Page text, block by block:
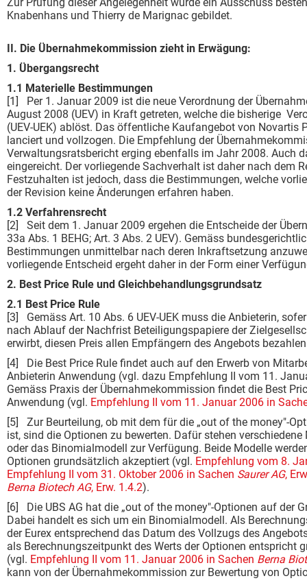
Knabenhans und Thierry de Marignac gebildet.
II. Die Übernahmekommission zieht in Erwägung:
1. Übergangsrecht
1.1 Materielle
[1] Per 1. Januar 2009 ist die neue Verordnung der
August 2008 (UEV) in Kraft getreten, welche die bisherige
(UEV-UEK) ablöst. Das öffentliche Kaufangebot von
lanciert und vollzogen. Die Empfehlung der
Verwaltungsratsbericht erging ebenfalls im Jahr 2008. Auch
eingereicht. Der vorliegende Sachverhalt ist daher nach dem
Festzuhalten ist jedoch, dass die Bestimmungen, welche
der Revision keine Änderungen erfahren haben.
1.2
[2] Seit dem 1. Januar 2009 ergehen die Entscheide der
33a Abs. 1 BEHG; Art. 3 Abs. 2 UEV). Gemäss
Bestimmungen unmittelbar nach deren Inkraftsetzung
vorliegende Entscheid ergeht daher in der Form einer
2. Best Price Rule und Gleichbehandlungsgrundsatz
2.1 Best
[3] Gemäss Art. 10 Abs. 6 UEV-UEK muss die Anbieterin,
nach Ablauf der Nachfrist Beteiligungspapiere der
erwirbt, diesen Preis allen Empfängern des Angebots
[4] Die Best Price Rule findet auch auf den Erwerb von
Anbieterin Anwendung (vgl. dazu Empfehlung II vom 11.
Gemäss Praxis der Übernahmekommission findet die Best
Anwendung (vgl. Empfehlung II vom 11. Januar 2006 in
[5] Zur Beurteilung, ob mit dem für die „out of the money"-
ist, sind die Optionen zu bewerten. Dafür stehen
oder das Binomialmodell zur Verfügung. Beide Modelle
Optionen grundsätzlich akzeptiert (vgl. Empfehlung vom 8.
Empfehlung II vom 31. Oktober 2006 in Sachen Saurer AG,
Berna Biotech AG, Erw. 1.4.2).
[6] Die UBS AG hat die „out of the money"-Optionen auf der
Dabei handelt es sich um ein Binomialmodell. Als
der Eurex entsprechend das Datum des Vollzugs des
als Berechnungszeitpunkt des Werts der Optionen entspricht
(vgl. Empfehlung II vom 11. Januar 2006 in Sachen Berna
kann von der Übernahmekommission zur Bewertung von